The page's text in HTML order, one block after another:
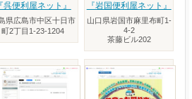
『呉便利屋ネット』
県広島市中区十日市
町2丁目1-23-1204
『岩国便利屋ネット』
山口県岩国市麻里布町1-
4-2
茶藤ビル202